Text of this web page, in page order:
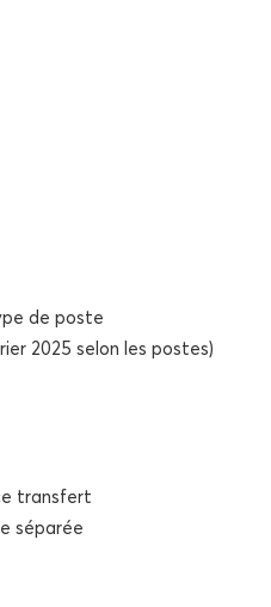
de poste
2025 selon les postes)
transfert
séparée